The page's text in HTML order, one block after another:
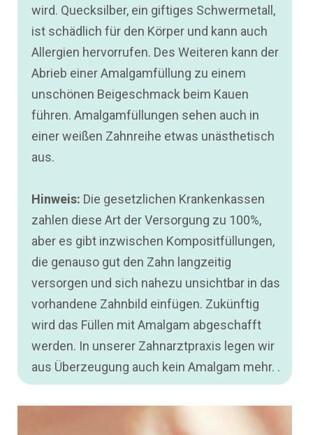
wird. Quecksilber, ein giftiges Schwermetall,
ist schädlich für den Körper und kann auch
Allergien hervorrufen. Des Weiteren kann der
Abrieb einer Amalgamfüllung zu einem
unschönen Beigeschmack beim Kauen
führen. Amalgamfüllungen sehen auch in
einer weißen Zahnreihe etwas unästhetisch
aus.
Hinweis: Die gesetzlichen Krankenkassen
zahlen diese Art der Versorgung zu 100%,
aber es gibt inzwischen Kompositfüllungen,
die genauso gut den Zahn langzeitig
versorgen und sich nahezu unsichtbar in das
vorhandene Zahnbild einfügen. Zukünftig
wird das Füllen mit Amalgam abgeschafft
werden. In unserer Zahnarztpraxis legen wir
aus Überzeugung auch kein Amalgam mehr. .